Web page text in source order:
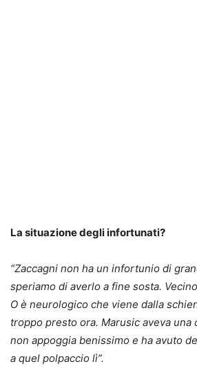
La situazione degli infortunati?
“Zaccagni non ha un infortunio di
speriamo di averlo a fine sosta.
O è neurologico che viene dalla
troppo presto ora. Marusic aveva una
non appoggia benissimo e ha avuto
a quel polpaccio lì”.